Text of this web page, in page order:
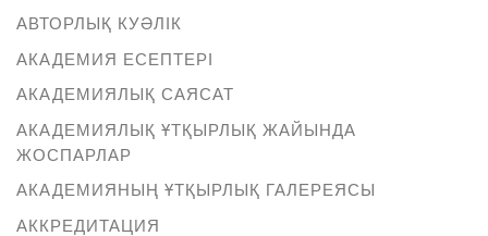
АВТОРЛЫҚ КУӘЛІК
АКАДЕМИЯ ЕСЕПТЕРІ
АКАДЕМИЯЛЫҚ САЯСАТ
АКАДЕМИЯЛЫҚ ҰТҚЫРЛЫҚ ЖАЙЫНДА
ЖОСПАРЛАР
АКАДЕМИЯНЫҢ ҰТҚЫРЛЫҚ ГАЛЕРЕЯСЫ
АККРЕДИТАЦИЯ